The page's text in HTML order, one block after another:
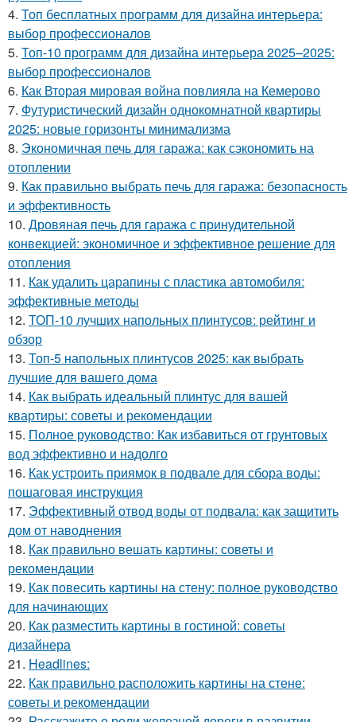
4. Топ бесплатных программ для дизайна интерьера:
выбор профессионалов
5. Топ-10 программ для дизайна интерьера 2025–2025:
выбор профессионалов
6. Как Вторая мировая война повлияла на Кемерово
7. Футуристический дизайн однокомнатной квартиры
2025: новые горизонты минимализма
8. Экономичная печь для гаража: как сэкономить на
отоплении
9. Как правильно выбрать печь для гаража: безопасность
и эффективность
10. Дровяная печь для гаража с принудительной
конвекцией: экономичное и эффективное решение для
отопления
11. Как удалить царапины с пластика автомобиля:
эффективные методы
12. ТОП-10 лучших напольных плинтусов: рейтинг и
обзор
13. Топ-5 напольных плинтусов 2025: как выбрать
лучшие для вашего дома
14. Как выбрать идеальный плинтус для вашей
квартиры: советы и рекомендации
15. Полное руководство: Как избавиться от грунтовых
вод эффективно и надолго
16. Как устроить приямок в подвале для сбора воды:
пошаговая инструкция
17. Эффективный отвод воды от подвала: как защитить
дом от наводнения
18. Как правильно вешать картины: советы и
рекомендации
19. Как повесить картины на стену: полное руководство
для начинающих
20. Как разместить картины в гостиной: советы
дизайнера
21. Headlines:
22. Как правильно расположить картины на стене:
советы и рекомендации